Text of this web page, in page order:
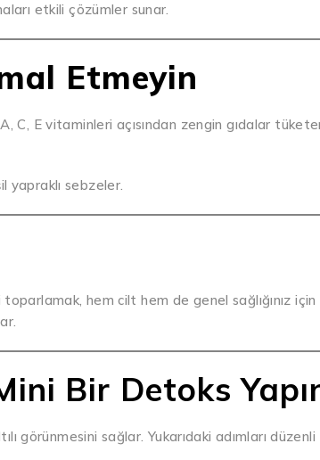
etkili çözümler sunar.
Etmeyin
C, E vitaminleri açısından zengin gıdalar
yapraklı sebzeler.
hem cilt hem de genel sağlığınız için
Bir Detoks
görünmesini sağlar. Yukarıdaki adımları düzenli